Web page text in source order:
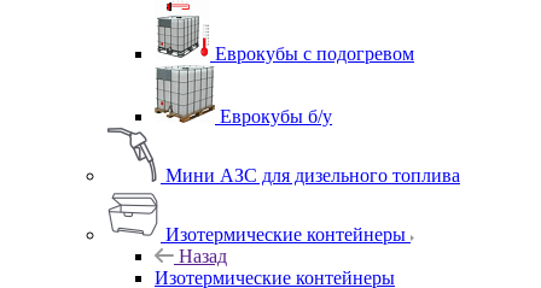
Еврокубы с подогревом
Еврокубы б/у
Мини АЗС для дизельного топлива
Изотермические контейнеры
Назад
Изотермические контейнеры